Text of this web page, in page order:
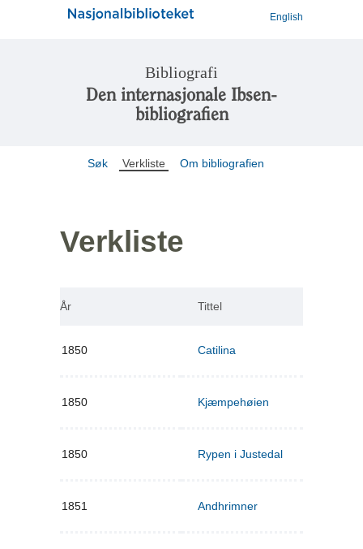
English
Bibliografi
Den internasjonale Ibsen-
bibliografien
Søk Verkliste Om bibliografien
Verkliste
År Tittel
1850 Catilina
1850 Kjæmpehøien
1850 Rypen i Justedal
1851 Andhrimner